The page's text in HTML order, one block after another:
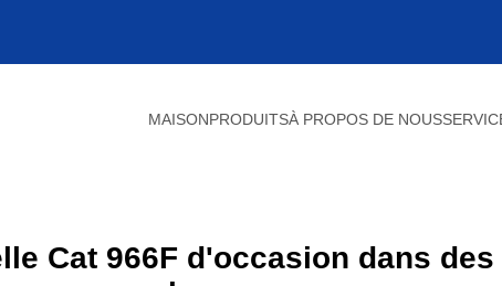
MAISONPRODUITSÀ PROPOS DE NOUS
Cat 966F d'occasion dans